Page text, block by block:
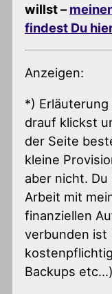
willst –
findest Du
Anzeigen:
*) Erläuterung
drauf klickst
der Seite
kleine
aber nicht.
Arbeit mit
finanziellen
verbunden ist
Backups etc…)